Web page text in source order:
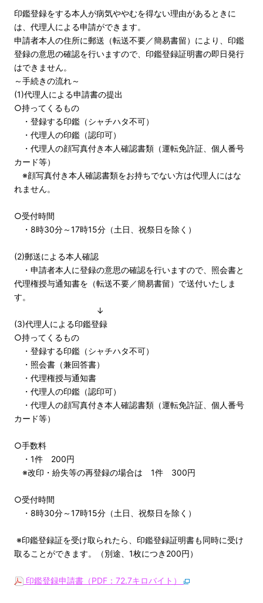
印鑑登録をする本人が病気ややむを得ない理由があるときに
は、代理人による申請ができます。
申請者本人の住所に郵送（転送不要／簡易書留）により、印鑑
登録の意思の確認を行いますので、印鑑登録証明書の即日発行
はできません。
～手続きの流れ～
(1)代理人による申請書の提出
○持ってくるもの
・登録する印鑑（シャチハタ不可）
・代理人の印鑑（認印可）
・代理人の顔写真付き本人確認書類（運転免許証、個人番号
カード等）
※顔写真付き本人確認書類をお持ちでない方は代理人にはな
れません。
○受付時間
・8時30分～17時15分（土日、祝祭日を除く）
(2)郵送による本人確認
・申請者本人に登録の意思の確認を行いますので、照会書と
代理権授与通知書を（転送不要／簡易書留）で送付いたしま
す。
↓
(3)代理人による印鑑登録
○持ってくるもの
・登録する印鑑（シャチハタ不可）
・照会書（兼回答書）
・代理権授与通知書
・代理人の印鑑（認印可）
・代理人の顔写真付き本人確認書類（運転免許証、個人番号
カード等）
○手数料
・1件 200円
※改印・紛失等の再登録の場合は 1件 300円
○受付時間
・8時30分～17時15分（土日、祝祭日を除く）
※印鑑登録証を受け取られたら、印鑑登録証明書も同時に受け
取ることができます。（別途、1枚につき200円）
印鑑登録申請書（PDF：72.7キロバイト）